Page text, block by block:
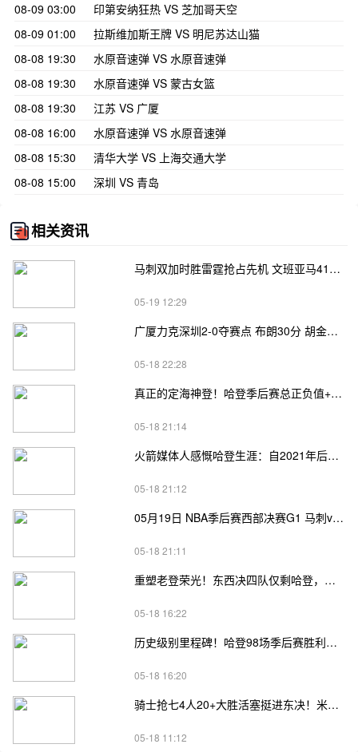
08-09 03:00
印第安纳狂热 VS 芝加哥天空
08-09 01:00
拉斯维加斯王牌 VS 明尼苏达山猫
08-08 19:30
水原音速弹 VS 水原音速弹
08-08 19:30
水原音速弹 VS 蒙古女篮
08-08 19:30
江苏 VS 广厦
08-08 16:00
水原音速弹 VS 水原音速弹
08-08 15:30
清华大学 VS 上海交通大学
08-08 15:00
深圳 VS 青岛
相关资讯
马刺双加时胜雷霆抢占先机 文班亚马41+24 哈珀24+11 亚历山大24+12
05-19 12:29
广厦力克深圳2-0夺赛点 布朗30分 胡金秋17+8 贺希宁18分
05-18 22:28
真正的定海神登！哈登季后赛总正负值+62、次轮+32，双数据领跑骑士全队
05-18 21:14
火箭媒体人感慨哈登生涯：自2021年后，终于体验躺赢晋级滋味
05-18 21:12
05月19日 NBA季后赛西部决赛G1 马刺vs雷霆直播前瞻分析
05-18 21:11
重塑老登荣光！东西决四队仅剩哈登，高龄坚守续写传奇
05-18 16:22
历史级别里程碑！哈登98场季后赛胜利，追平马龙并列无冠球员历史第一
05-18 16:20
骑士抢七4人20+大胜活塞挺进东决！米切尔26+7 阿伦23分 梅里尔23分 詹金斯17分
05-18 11:12